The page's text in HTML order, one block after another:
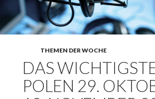
THEMEN DER WOCHE
DAS
POLEN 29.